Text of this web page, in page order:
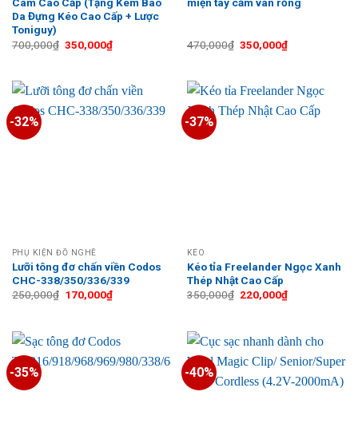
Da Đựng Kéo Cao Cấp + Lược
Toniguy)
700,000₫ Giá
350,000₫Giá
hiện
350,000₫.
470,000₫ Giá
350,000₫Giá
hiện
350,000₫.
-32%
PHỤ KIỆN ĐỒ NGHỀ
Lưỡi tông đơ chấn viền Codos
CHC-338/350/336/339
250,000₫ Giá
170,000₫Giá
hiện
-37%
KÉO
Kéo tỉa Freelander Ngọc Xanh
Thép Nhật Cao Cấp
350,000₫ Giá
220,000₫Giá
hiện
220,000₫.
-35% -40%